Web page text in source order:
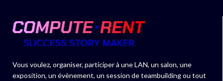
Vous voulez, organiser, participer à une LAN, un salon, une
exposition, un évènement, un session de teambuilding ou tout